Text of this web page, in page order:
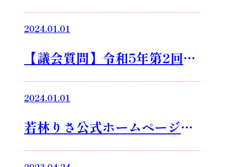
例会一般質問をアップしまし
た！
2024.01.01
【議会質問】令和5年第2回定
例会一般質問をアップしまし
た！
2024.01.01
若林りさ公式ホームページが
フルリニューアル致しまし